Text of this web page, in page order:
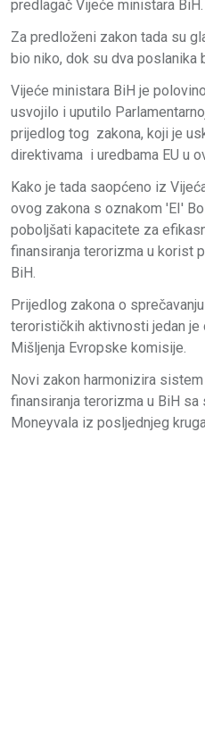
predlagač Vijeće ministara BiH.
Za predloženi zakon tada su
bio niko, dok su dva
Vijeće ministara BiH je
usvojilo i uputilo
prijedlog tog zakona, koji je
direktivama i uredbama EU u
Kako je tada saopćeno iz
ovog zakona s oznakom 'EI'
poboljšati kapacitete za
finansiranja terorizma u korist
BiH.
Prijedlog zakona o
terorističkih aktivnosti jedan
Mišljenja Evropske komisije.
Novi zakon harmonizira
finansiranja terorizma u BiH sa
Moneyvala iz posljednjeg